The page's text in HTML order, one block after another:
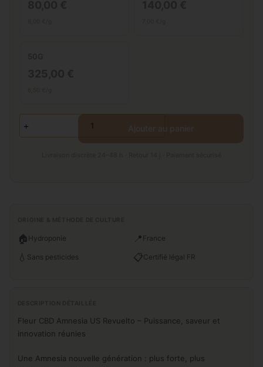
🏠 Hydroponie 📍 France
💧 Sans pesticides 📋Certifié légal FR
Fleur CBD Amnesia US Revuelto – Puissance, saveur et
innovation réunies
Une Amnesia nouvelle génération : plus forte, plus